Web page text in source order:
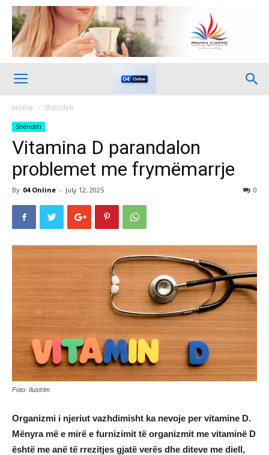
Home Shëndeti
Shëndeti
Vitamina D parandalon
problemet me frymëmarrje
By 04 Online - July 12, 2025 0
Foto: Ilustrim
Organizmi i njeriut vazhdimisht ka nevoje per vitamine D.
Mënyra më e mirë e furnizimit të organizmit me vitaminë D
është me anë të rrezitjes gjatë verës dhe diteve me diell,